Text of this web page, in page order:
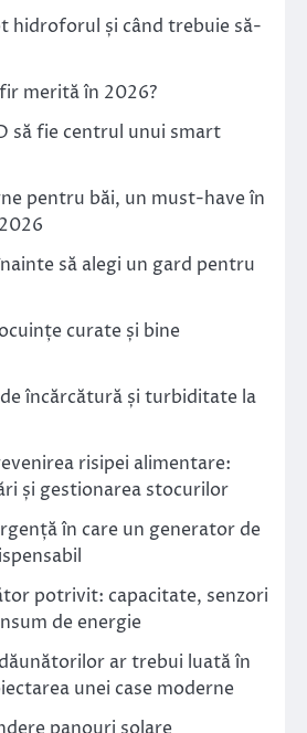
hidroforul și când trebuie să-
merită în 2026?
să fie centrul unui smart
pentru băi, un must-have în
să alegi un gard pentru
curate și bine
încărcătură și turbiditate la
risipei alimentare:
și gestionarea stocurilor
în care un generator de
potrivit: capacitate, senzori
de energie
ar trebui luată în
unei case moderne